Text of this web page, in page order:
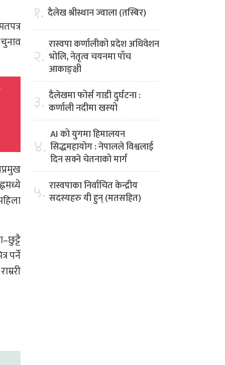
पर्ने
१. दैलेख श्रीस्थान ज्वाला (तस्बिर)
२. रास्वपा कर्णालीको प्रदेश अधिवेशन
भोलि, नेतृत्व चयनमा पाँच
आकाङ्क्षी
३. दैलेखमा फोर्स गाडी दुर्घटना :
कर्णाली नदीमा खस्यो
४. AI को युगमा हिमालयन
सिद्धमहायोग : नेपालले विश्वलाई
दिन सक्ने चेतनाको मार्ग
५. रास्वपाका निर्वाचित केन्द्रीय
सदस्यहरु यी हुन् (मतसहित)